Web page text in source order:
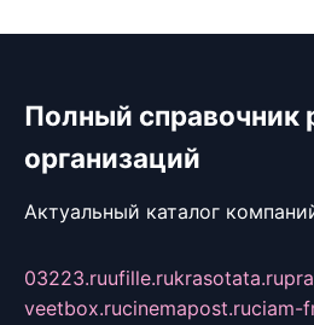
Полный справочник
организаций
Актуальный каталог
03223.ruufille.rukrasotata.ru
veetbox.rucinemapost.ruciam-